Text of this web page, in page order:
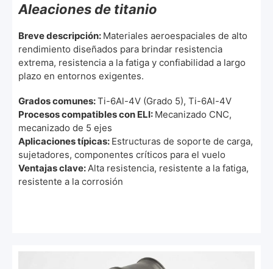
Aleaciones de titanio
Breve descripción: Materiales aeroespaciales de alto
rendimiento diseñados para brindar resistencia
extrema, resistencia a la fatiga y confiabilidad a largo
plazo en entornos exigentes.
Grados comunes:Ti-6Al-4V (Grado 5), Ti-6Al-4V
Procesos compatibles con ELI: Mecanizado CNC,
mecanizado de 5 ejes
Aplicaciones típicas: Estructuras de soporte de carga,
sujetadores, componentes críticos para el vuelo
Ventajas clave: Alta resistencia, resistente a la fatiga,
resistente a la corrosión